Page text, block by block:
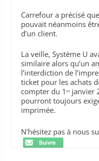
Carrefour a précisé
pouvait néanmoins
d’un client.
La veille, Système U
similaire alors qu’un
l’interdiction de
ticket pour les achats
compter du 1ᵉʳ janvier
pourront toujours
imprimée.
N'hésitez pas à nous